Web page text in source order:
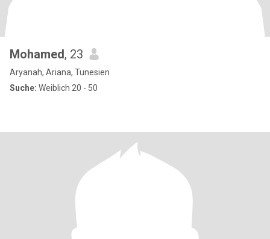
Mohamed, 23
Aryanah, Ariana, Tunesien
Suche: Weiblich 20 - 50